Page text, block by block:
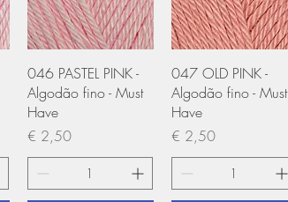
Visualização rápida
046 PASTEL PINK -
Algodão fino - Must
Have
Preço
€ 2,50
Visualização rápida
047 OLD PINK -
Algodão fino - Must
Have
Preço
€ 2,50